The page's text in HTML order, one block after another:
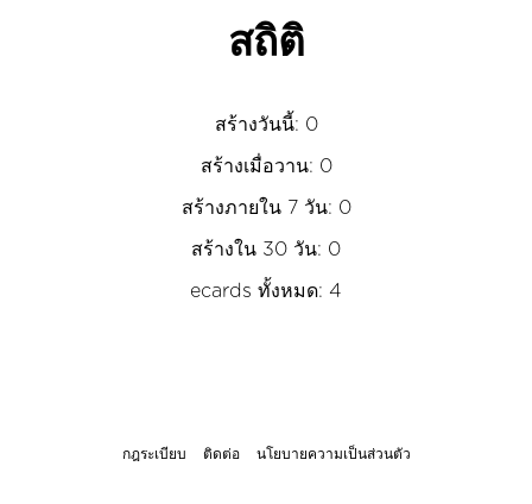
สถิติ
สร้างวันนี้: 0
สร้างเมื่อวาน: 0
สร้างภายใน 7 วัน: 0
สร้างใน 30 วัน: 0
ecards ทั้งหมด: 4
กฎระเบียบ ติดต่อ นโยบายความเป็นส่วนตัว